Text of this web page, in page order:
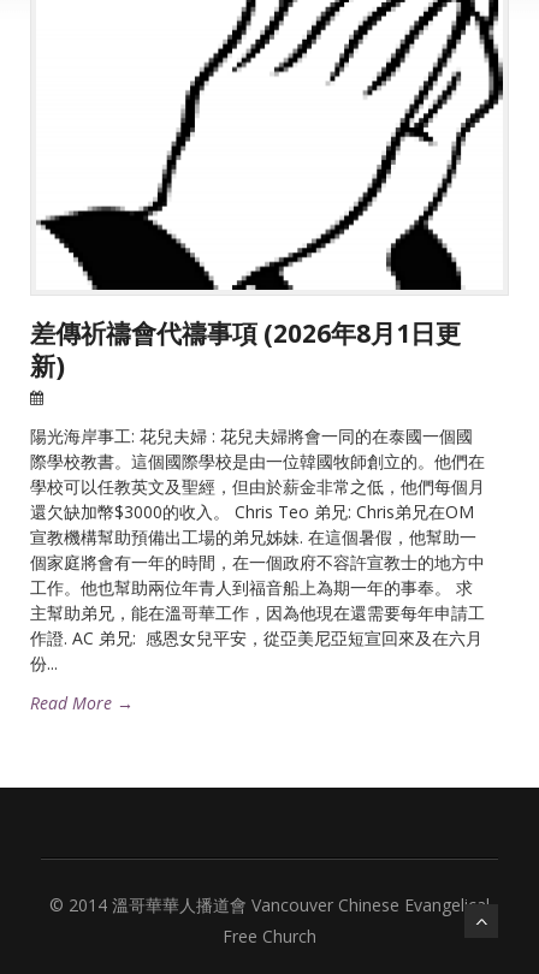
差傳祈禱會代禱事項 (2026年8月1日更
新)
陽光海岸事工: 花兒夫婦 : 花兒夫婦將會一同的在泰國一個國
際學校教書。這個國際學校是由一位韓國牧師創立的。他們在
學校可以任教英文及聖經，但由於薪金非常之低，他們每個月
還欠缺加幣$3000的收入。 Chris Teo 弟兄: Chris弟兄在OM
宣教機構幫助預備出工場的弟兄姊妹. 在這個暑假，他幫助一
個家庭將會有一年的時間，在一個政府不容許宣教士的地方中
工作。他也幫助兩位年青人到福音船上為期一年的事奉。 求
主幫助弟兄，能在溫哥華工作，因為他現在還需要每年申請工
作證. AC 弟兄: 感恩女兒平安，從亞美尼亞短宣回來及在六月
份...
Read More →
© 2014 溫哥華華人播道會 Vancouver Chinese Evangelical
Free Church